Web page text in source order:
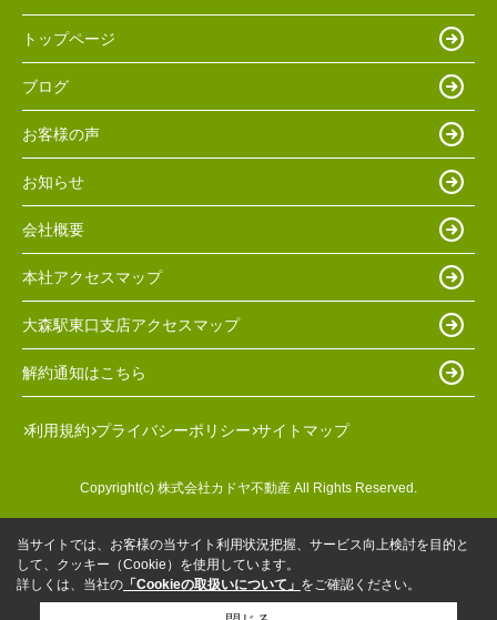
トップページ
ブログ
お客様の声
お知らせ
会社概要
本社アクセスマップ
大森駅東口支店アクセスマップ
解約通知はこちら
利用規約 プライバシーポリシー サイトマップ
Copyright(c) 株式会社カドヤ不動産 All Rights Reserved.
当サイトでは、お客様の当サイト利用状況把握、サービス向上検討を目的と
して、クッキー（Cookie）を使用しています。
詳しくは、当社の 「Cookieの取扱いについて」 をご確認ください。